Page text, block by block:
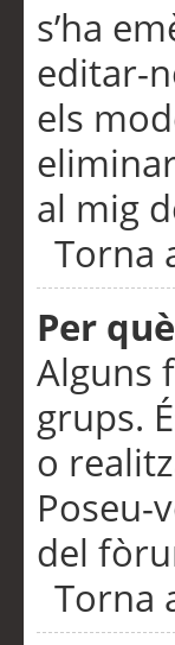
s’ha
editar-
els
al mig
Torna
Per
Alguns
grups.
o
del
Torna